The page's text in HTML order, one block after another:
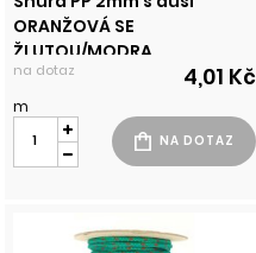
ORANŽOVÁ SE
ŽLUTOU/MODRA
na dotaz 4,01 Kč
m